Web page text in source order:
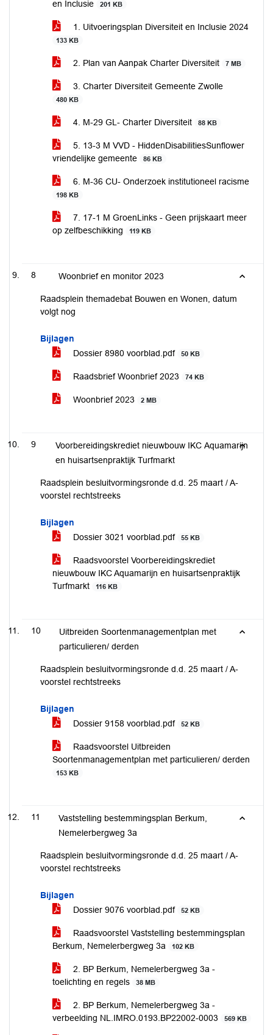
en Inclusie 201 KB
1. Uitvoeringsplan Diversiteit en Inclusie 2024
133 KB
2. Plan van Aanpak Charter Diversiteit 7 MB
3. Charter Diversiteit Gemeente Zwolle
480 KB
4. M-29 GL- Charter Diversiteit 88 KB
5. 13-3 M VVD - HiddenDisabilitiesSunflower
vriendelijke gemeente
86 KB
6. M-36 CU- Onderzoek institutioneel racisme
198 KB
7. 17-1 M GroenLinks - Geen prijskaart meer
op zelfbeschikking
119 KB
8 Woonbrief en monitor 2023
Raadsplein themadebat Bouwen en Wonen, datum
volgt nog
Bijlagen
Dossier 8980 voorblad.pdf
50 KB
Raadsbrief Woonbrief 2023 74 KB
Woonbrief 2023 2 MB
9
Voorbereidingskrediet nieuwbouw IKC Aquamarijn
en huisartsenpraktijk Turfmarkt
Raadsplein besluitvormingsronde d.d. 25 maart / A-
voorstel rechtstreeks
Bijlagen
Dossier 3021 voorblad.pdf
55 KB
Raadsvoorstel Voorbereidingskrediet
nieuwbouw IKC Aquamarijn en huisartsenpraktijk
Turfmarkt
116 KB
10
Uitbreiden Soortenmanagementplan met
particulieren/ derden
Raadsplein besluitvormingsronde d.d. 25 maart / A-
voorstel rechtstreeks
Bijlagen
Dossier 9158 voorblad.pdf
52 KB
Raadsvoorstel Uitbreiden
Soortenmanagementplan met particulieren/ derden
153 KB
11
Vaststelling bestemmingsplan Berkum,
Nemelerbergweg 3a
Raadsplein besluitvormingsronde d.d. 25 maart / A-
voorstel rechtstreeks
Bijlagen
Dossier 9076 voorblad.pdf
52 KB
Raadsvoorstel Vaststelling bestemmingsplan
Berkum, Nemelerbergweg 3a
102 KB
2. BP Berkum, Nemelerbergweg 3a -
toelichting en regels
38 MB
2. BP Berkum, Nemelerbergweg 3a -
verbeelding NL.IMRO.0193.BP22002-0003
569 KB